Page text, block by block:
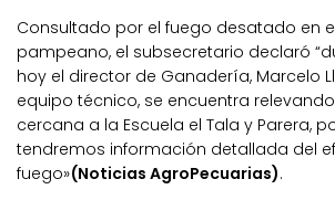
Consultado por el fuego desatado en
pampeano, el subsecretario declaró
hoy el director de Ganadería, Marcelo
equipo técnico, se encuentra
cercana a la Escuela el Tala y Parera,
tendremos información detallada del
fuego»(Noticias AgroPecuarias).